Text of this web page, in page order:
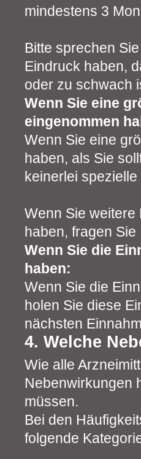
mindestens 3
Bitte sprechen
Eindruck haben,
oder zu schwach
Wenn Sie eine
eingenommen
Wenn Sie eine
haben, als Sie
keinerlei
Wenn Sie weitere
haben, fragen
Wenn Sie die
haben:
Wenn Sie die
holen Sie diese
nächsten
4. Welche
Wie alle
Nebenwirkungen
müssen.
Bei den
folgende